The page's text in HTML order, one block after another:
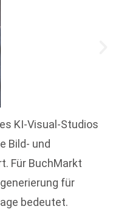
KI-Visual-Studios
Bild- und
Für BuchMarkt
für
bedeutet.